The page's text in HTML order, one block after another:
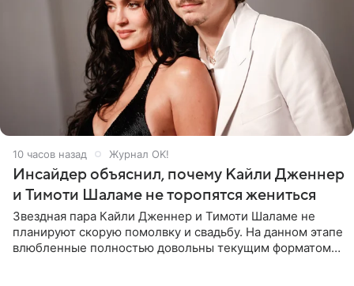
10 часов назад Журнал OK!
Инсайдер объяснил, почему Кайли Дженнер
и Тимоти Шаламе не торопятся жениться
Звездная пара Кайли Дженнер и Тимоти Шаламе не
планируют скорую помолвку и свадьбу. На данном этапе
влюбленные полностью довольны текущим форматом